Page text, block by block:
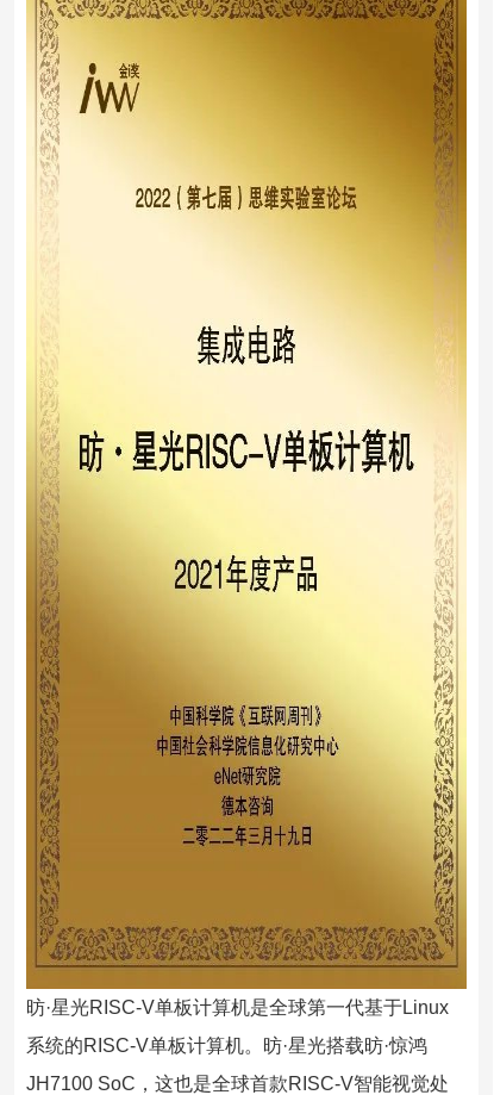
昉·星光RISC-V单板计算机是全球第一代基于Linux
系统的RISC-V单板计算机。昉·星光搭载昉·惊鸿
JH7100 SoC，这也是全球首款RISC-V智能视觉处